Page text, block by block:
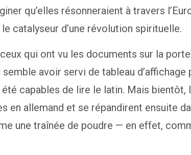
qu’elles résonneraient à travers
catalyseur d’une révolution spirituelle.
qui ont vu les documents sur la porte
avoir servi de tableau d’affichage
été capables de lire le latin. Mais bientôt,
en allemand et se répandirent ensuite
une traînée de poudre — en effet,